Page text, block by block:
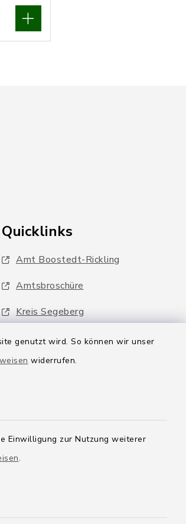
genutzt wird. So können wir unser
widerrufen.
Einwilligung zur Nutzung weiterer
.
Quicklinks
Amt Boostedt-Rickling
Amtsbroschüre
Kreis Segeberg
Wege-Zweckverband